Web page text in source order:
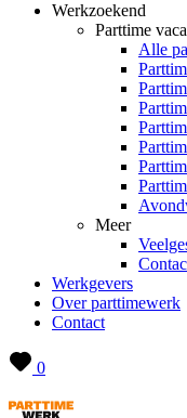
Werkzoekend
Parttime
Alle
Meer
Werkgevers
Over parttimewerk
Contact
0